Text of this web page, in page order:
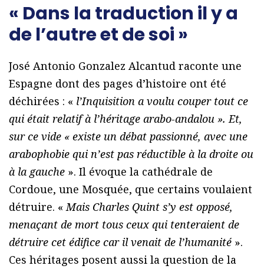
« Dans la traduction il y a
de l’autre et de soi »
José Antonio Gonzalez Alcantud raconte une
Espagne dont des pages d’histoire ont été
déchirées : « l’Inquisition a voulu couper tout ce
qui était relatif à l’héritage arabo-andalou ». Et,
sur ce vide « existe un débat passionné, avec une
arabophobie qui n’est pas réductible à la droite ou
à la gauche ». Il évoque la cathédrale de
Cordoue, une Mosquée, que certains voulaient
détruire. «Mais Charles Quint s’y est opposé,
menaçant de mort tous ceux qui tenteraient de
détruire cet édifice car il venait de l’humanité ».
Ces héritages posent aussi la question de la